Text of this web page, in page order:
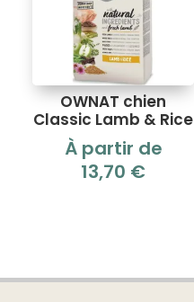
OWNAT chien
Classic Lamb & Rice
À partir de
13,70 €